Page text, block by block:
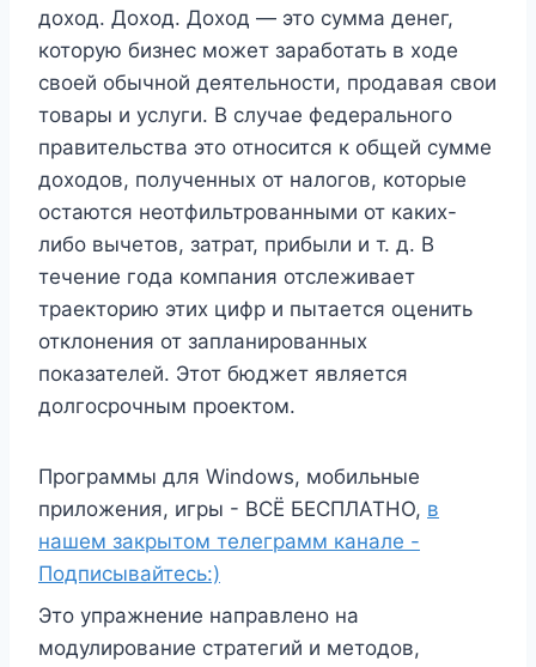
доход. Доход. Доход — это сумма денег,
которую бизнес может заработать в ходе
своей обычной деятельности, продавая свои
товары и услуги. В случае федерального
правительства это относится к общей сумме
доходов, полученных от налогов, которые
остаются неотфильтрованными от каких-
либо вычетов, затрат, прибыли и т. д. В
течение года компания отслеживает
траекторию этих цифр и пытается оценить
отклонения от запланированных
показателей. Этот бюджет является
долгосрочным проектом.
Программы для Windows, мобильные
приложения, игры - ВСЁ БЕСПЛАТНО, в
нашем закрытом телеграмм канале -
Подписывайтесь:)
Это упражнение направлено на
модулирование стратегий и методов,